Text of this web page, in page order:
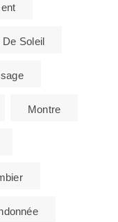
De Soleil
Montre